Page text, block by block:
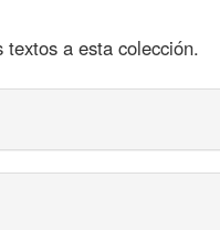
a esta colección.